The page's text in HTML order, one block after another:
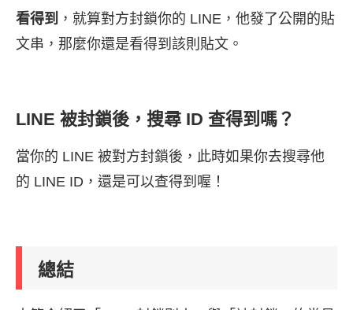
看得到 ，就算對方封鎖你的 LINE，他發了公開的貼
文串，那麼你還是看得到該則貼文。
LINE 被封鎖後，搜尋 ID 查得到嗎？
當你的 LINE 被對方封鎖後，此時如果你去搜尋他
的 LINE ID，還是可以查得到喔！
總結